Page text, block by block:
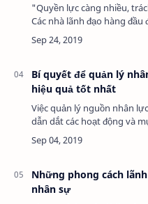
"Quyền lực càng nhiều,
Các nhà lãnh đạo hàng
để quản lý thời gian hiệu
trách lãnh đạo, việc giám sát
Bí quyết để quản lý
hiệu quả tốt nhất
Việc quản lý nguồn nhân
dẫn dắt các hoạt động và
Người làm công việc quản
trách nhiệm phát triển các
Những phong cách
nhân sự